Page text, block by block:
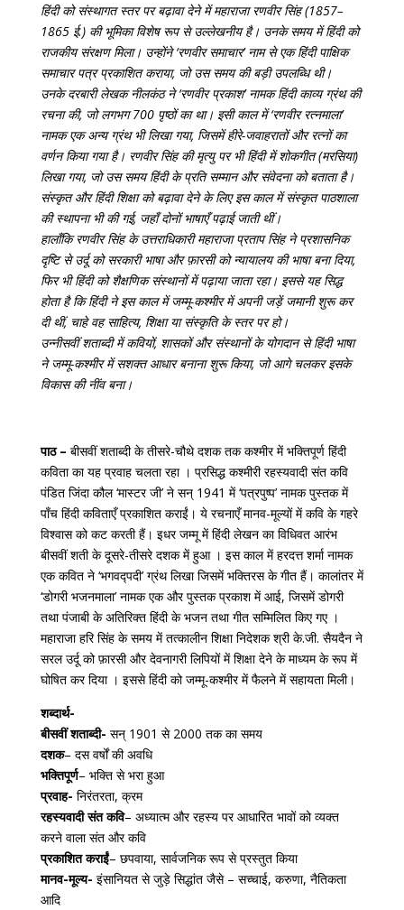
हिंदी को संस्थागत स्तर पर बढ़ावा देने में महाराजा रणवीर सिंह (1857–
1865 ई.) की भूमिका विशेष रूप से उल्लेखनीय है। उनके समय में हिंदी को
राजकीय संरक्षण मिला। उन्होंने ‘रणवीर समाचार’ नाम से एक हिंदी पाक्षिक
समाचार पत्र प्रकाशित कराया, जो उस समय की बड़ी उपलब्धि थी।
उनके दरबारी लेखक नीलकंठ ने ‘रणवीर प्रकाश’ नामक हिंदी काव्य ग्रंथ की
रचना की, जो लगभग 700 पृष्ठों का था। इसी काल में ‘रणवीर रत्नमाला’
नामक एक अन्य ग्रंथ भी लिखा गया, जिसमें हीरे-जवाहरातों और रत्नों का
वर्णन किया गया है। रणवीर सिंह की मृत्यु पर भी हिंदी में शोकगीत (मरसिया)
लिखा गया, जो उस समय हिंदी के प्रति सम्मान और संवेदना को बताता है।
संस्कृत और हिंदी शिक्षा को बढ़ावा देने के लिए इस काल में संस्कृत पाठशाला
की स्थापना भी की गई, जहाँ दोनों भाषाएँ पढ़ाई जाती थीं।
हालाँकि रणवीर सिंह के उत्तराधिकारी महाराजा प्रताप सिंह ने प्रशासनिक
दृष्टि से उर्दू को सरकारी भाषा और फ़ारसी को न्यायालय की भाषा बना दिया,
फिर भी हिंदी को शैक्षणिक संस्थानों में पढ़ाया जाता रहा। इससे यह सिद्ध
होता है कि हिंदी ने इस काल में जम्मू-कश्मीर में अपनी जड़ें जमानी शुरू कर
दी थीं, चाहे वह साहित्य, शिक्षा या संस्कृति के स्तर पर हो।
उन्नीसवीं शताब्दी में कवियों, शासकों और संस्थानों के योगदान से हिंदी भाषा
ने जम्मू-कश्मीर में सशक्त आधार बनाना शुरू किया, जो आगे चलकर इसके
विकास की नींव बना।
पाठ – बीसवीं शताब्दी के तीसरे-चौथे दशक तक कश्मीर में भक्तिपूर्ण हिंदी
कविता का यह प्रवाह चलता रहा । प्रसिद्ध कश्मीरी रहस्यवादी संत कवि
पंडित जिंदा कौल ‘मास्टर जी’ ने सन् 1941 में ‘पत्रपुष्प’ नामक पुस्तक में
पाँच हिंदी कविताएँ प्रकाशित कराईं। ये रचनाएँ मानव-मूल्यों में कवि के गहरे
विश्वास को कट करती हैं। इधर जम्मू में हिंदी लेखन का विधिवत आरंभ
बीसवीं शती के दूसरे-तीसरे दशक में हुआ । इस काल में हरदत्त शर्मा नामक
एक कवित ने ‘भगवद्पदी’ ग्रंथ लिखा जिसमें भक्तिरस के गीत हैं। कालांतर में
‘डोगरी भजनमाला’ नामक एक और पुस्तक प्रकाश में आई, जिसमें डोगरी
तथा पंजाबी के अतिरिक्त हिंदी के भजन तथा गीत सम्मिलित किए गए ।
महाराजा हरि सिंह के समय में तत्कालीन शिक्षा निदेशक श्री के.जी. सैयदैन ने
सरल उर्दू को फ़ारसी और देवनागरी लिपियों में शिक्षा देने के माध्यम के रूप में
घोषित कर दिया । इससे हिंदी को जम्मू-कश्मीर में फैलने में सहायता मिली।
शब्दार्थ-
बीसवीं शताब्दी- सन् 1901 से 2000 तक का समय
दशक– दस वर्षों की अवधि
भक्तिपूर्ण– भक्ति से भरा हुआ
प्रवाह- निरंतरता, क्रम
रहस्यवादी संत कवि– अध्यात्म और रहस्य पर आधारित भावों को व्यक्त
करने वाला संत और कवि
प्रकाशित कराईं– छपवाया, सार्वजनिक रूप से प्रस्तुत किया
मानव-मूल्य- इंसानियत से जुड़े सिद्धांत जैसे – सच्चाई, करुणा, नैतिकता
आदि